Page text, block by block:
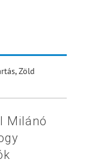
,Zöld
Milánó